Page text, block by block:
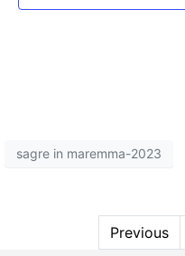
sagre in maremma-2023
Previous